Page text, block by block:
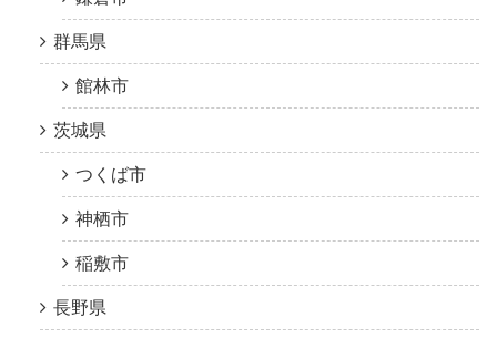
群馬県
館林市
茨城県
つくば市
神栖市
稲敷市
長野県